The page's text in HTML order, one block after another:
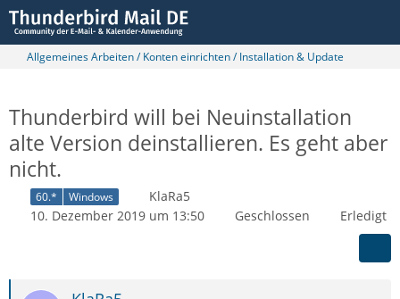
Allgemeines Arbeiten / Konten einrichten / Installation & Update
Thunderbird will bei Neuinstallation
alte Version deinstallieren. Es geht aber
nicht.
60.* Windows
KlaRa5
10. Dezember 2019 um 13:50
Geschlossen Erledigt